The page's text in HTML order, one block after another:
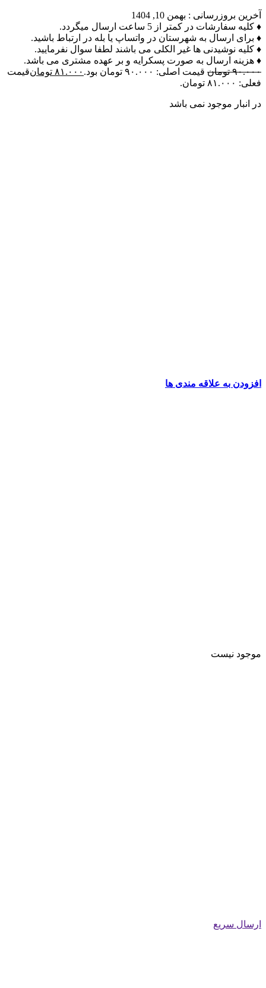
آخرین بروزرسانی : بهمن 10, 1404
♦ کلیه سفارشات در کمتر از 5 ساعت ارسال میگردد.
♦ برای ارسال به شهرستان در واتساپ یا بله در ارتباط باشید.
♦ کلیه نوشیدنی ها غیر الکلی می باشند لطفا سوال نفرمایید.
♦ هزینه ارسال به صورت پسکرایه و بر عهده مشتری می باشد.
۹۰.۰۰۰ تومان قیمت اصلی: ۹۰.۰۰۰ تومان بود. ۸۱.۰۰۰ تومانقیمت
فعلی: ۸۱.۰۰۰ تومان.
در انبار موجود نمی باشد
افزودن به علاقه مندی ها
موجود نیست
ارسال سریع